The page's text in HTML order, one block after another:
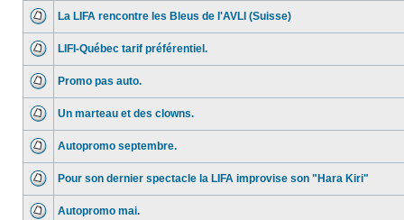
La LIFA rencontre les Bleus de l'AVLI (Suisse)
LIFI-Québec tarif préférentiel.
Promo pas auto.
Un marteau et des clowns.
Autopromo septembre.
Pour son dernier spectacle la LIFA improvise son "Hara Kiri"
Autopromo mai.